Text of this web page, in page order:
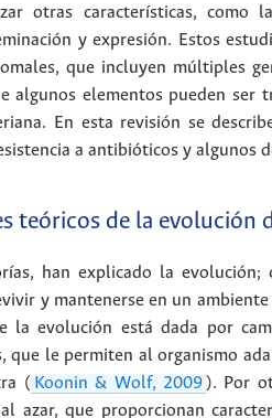
otras características, como
y expresión. Estos
que incluyen múltiples
algunos elementos pueden ser
En esta revisión se
a antibióticos y algunos
teóricos de la evolución
han explicado la
y mantenerse en un
la evolución está dada por
que le permiten al organismo
( Koonin & Wolf, 2009 ). Por
azar, que proporcionan